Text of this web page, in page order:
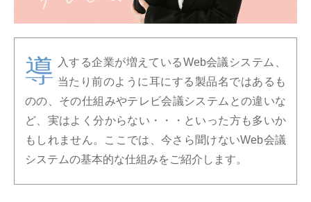
導 入する企業が増えているWeb会議システム、
当たり前のように耳にする製品名ではあるも
のの、その仕組みやテレビ会議システムとの違いな
ど、実はよく分からない・・・といった方も多いか
もしれません。ここでは、今さら聞けないWeb会議
システムの基本的な仕組みをご紹介します。